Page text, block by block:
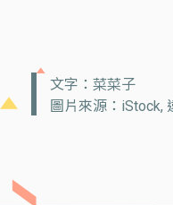
文字：菜菜子
圖片來源：iStock,